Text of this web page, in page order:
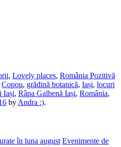
, Lovely places, România Pozitivă
Copou, grădină botanică, Iași, locuri
Iași, Râpa Galbenă Iași, România,
by Andra :).
în luna august Evenimente de